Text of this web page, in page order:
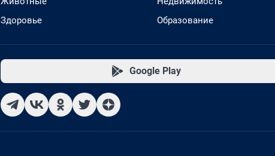
Здоровье
Образование
Google Play